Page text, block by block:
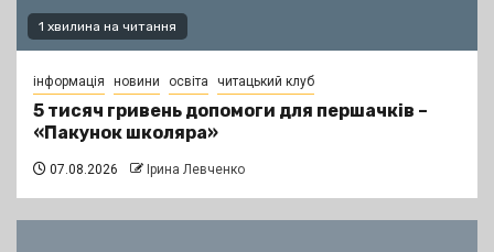
1 хвилина на читання
інформація новини освіта читацький клуб
5 тисяч гривень допомоги для першачків –
«Пакунок школяра»
07.08.2026 Ірина Левченко